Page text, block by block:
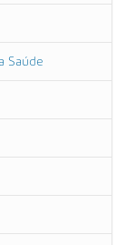
Saúde